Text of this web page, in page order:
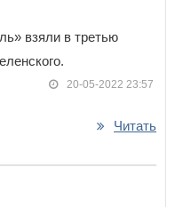
взяли в третью
20-05-2022 23:57
Читать